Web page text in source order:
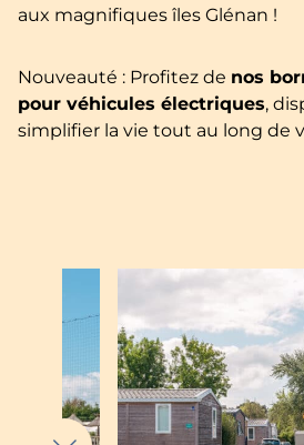
aux magnifiques îles Glénan !
Nouveauté : Profitez de nos
pour véhicules électriques,
simplifier la vie tout au long de